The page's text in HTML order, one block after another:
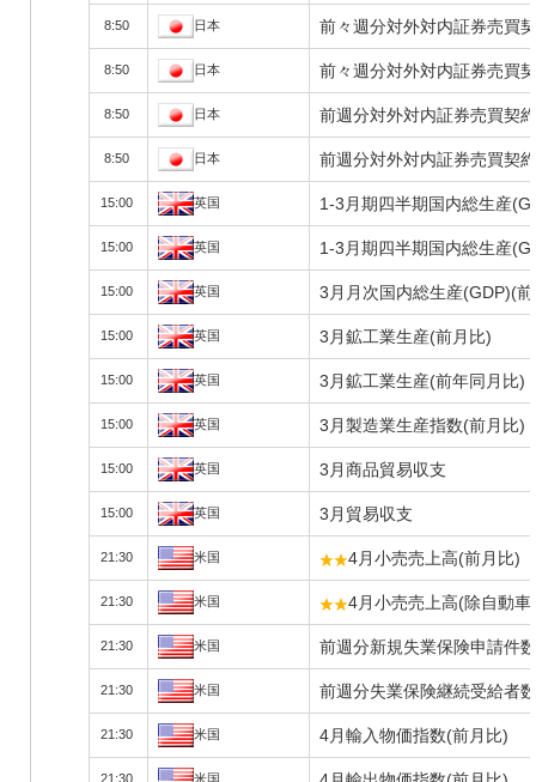
8:50 日本 前々週分対外対内証券売買
8:50 日本 前々週分対外対内証券売買
8:50 日本 前週分対外対内証券売買契
8:50 日本 前週分対外対内証券売買契
15:00 英国 1-3月期四半期国内総生産
15:00 英国 1-3月期四半期国内総生産
15:00 英国 3月月次国内総生産(GDP)(
15:00 英国 3月鉱工業生産(前月比)
15:00 英国 3月鉱工業生産(前年同月比)
15:00 英国 3月製造業生産指数(前月比)
15:00 英国 3月商品貿易収支
15:00 英国 3月貿易収支
21:30 米国 4月小売売上高(前月比)
21:30 米国 4月小売売上高(除自動
21:30 米国 前週分新規失業保険申請件
21:30 米国 前週分失業保険継続受給者
21:30 米国 4月輸入物価指数(前月比)
21:30 米国